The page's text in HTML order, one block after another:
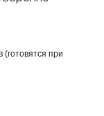
при